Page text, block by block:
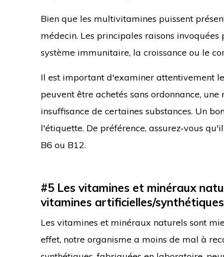
Bien que les multivitamines puissent
médecin. Les principales raisons
système immunitaire, la croissance ou le
Il est important d'examiner attentivement
peuvent être achetés sans ordonnance,
insuffisance de certaines substances. Un
l'étiquette. De préférence, assurez-vous
B6 ou B12.
#5 Les vitamines et minéraux
vitamines artificielles/
Les vitamines et minéraux naturels sont
effet, notre organisme a moins de mal à